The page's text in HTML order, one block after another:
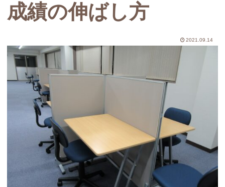
成績の伸ばし方
2021.09.14